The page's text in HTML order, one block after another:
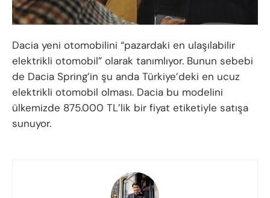
Dacia yeni otomobilini “pazardaki en ulaşılabilir
elektrikli otomobil” olarak tanımlıyor. Bunun sebebi
de Dacia Spring’in şu anda Türkiye’deki en ucuz
elektrikli otomobil olması. Dacia bu modelini
ülkemizde 875.000 TL’lik bir fiyat etiketiyle satışa
sunuyor.